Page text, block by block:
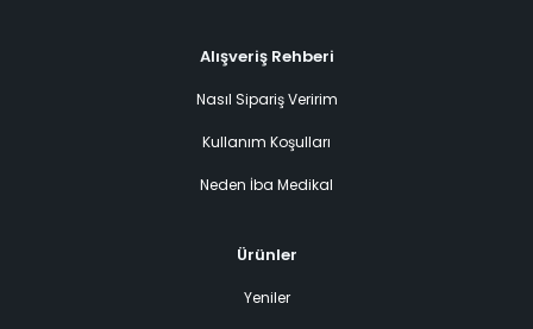
Alışveriş Rehberi
Nasıl Sipariş Veririm
Kullanım Koşulları
Neden İba Medikal
Ürünler
Yeniler